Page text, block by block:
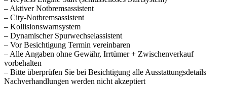
– Aktiver Notbremsassistent
– City-Notbremsassistent
– Kollisionswarnsystem
– Dynamischer Spurwechselassistent
– Vor Besichtigung Termin vereinbaren
– Alle Angaben ohne Gewähr, Irrtümer + Zwischenverkauf
vorbehalten
– Bitte überprüfen Sie bei Besichtigung alle Ausstattungsdetails
Nachverhandlungen werden nicht akzeptiert